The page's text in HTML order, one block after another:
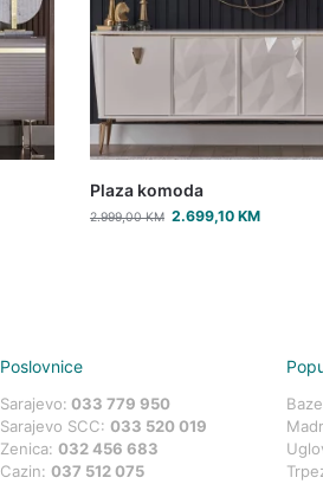
Plaza komoda
2.999,00KM 2.699,10KM
Poslovnice
Sarajevo: 033 779 950
Sarajevo SCC:033 520 019
Zenica:032 456 683
Cazin:037 512 075
Baze